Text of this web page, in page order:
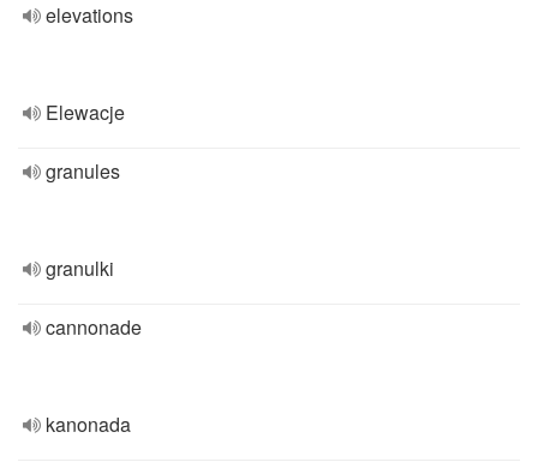
elevations
Elewacje
granules
granulki
cannonade
kanonada